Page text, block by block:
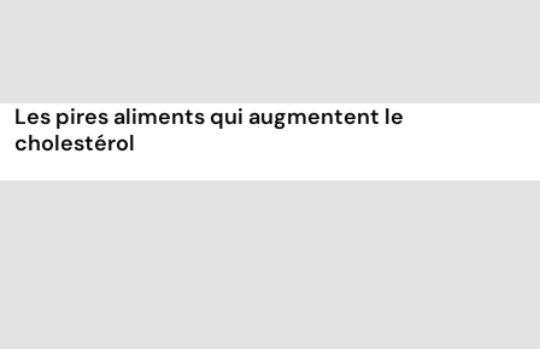
Les pires aliments qui augmentent le
cholestérol